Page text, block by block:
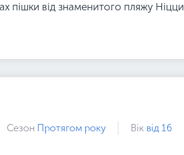
пішки від знаменитого пляжу Ніцци
Сезон Протягом року Вік від 16